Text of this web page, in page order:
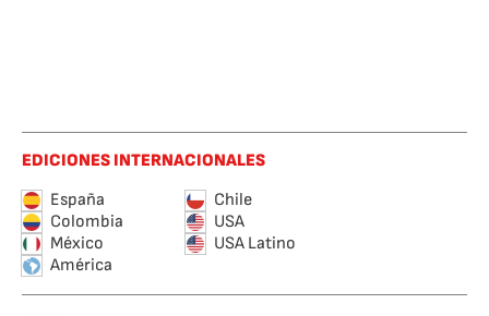
EDICIONES INTERNACIONALES
España
Chile
Colombia
USA
México
USA Latino
América